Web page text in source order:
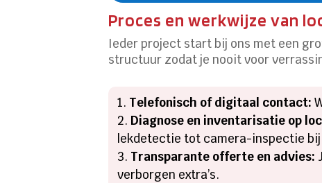
Proces en werkwijze van
Ieder project start bij ons met een
structuur zodat je nooit voor
Telefonisch of digitaal contact:
Diagnose en inventarisatie op
lekdetectie tot camera-inspectie
Transparante offerte en advies:
verborgen extra’s.